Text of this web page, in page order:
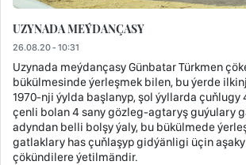
UZYNADA MEÝDANÇASY
26.08.20 - 10:31
Uzynada meýdançasy Günbatar Türkmen
bükülmesinde ýerleşmek bilen, bu ýerde
1970-nji ýylda başlanyp, şol ýyllarda
çenli bolan 4 sany gözleg-agtaryş guýulary
adyndan belli bolşy ýaly, bu bükülmede
gatlaklary has çuňlaşyp gidýänligi üçin
çökündilere ýetilmändir.